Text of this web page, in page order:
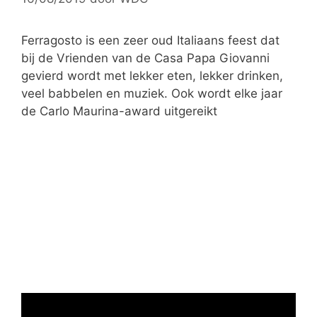
ë
n
Ferragosto is een zeer oud Italiaans feest dat
bij de Vrienden van de Casa Papa Giovanni
gevierd wordt met lekker eten, lekker drinken,
veel babbelen en muziek. Ook wordt elke jaar
de Carlo Maurina-award uitgereikt